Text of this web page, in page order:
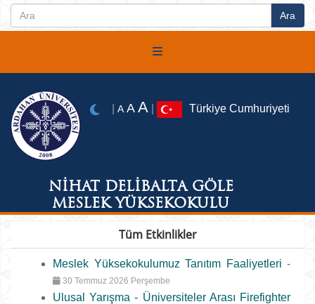
NİHAT DELİBALTA GÖLE
MESLEK YÜKSEKOKULU
A A A Türkiye Cumhuriyeti
Tüm Etkinlikler
Meslek Yüksekokulumuz Tanıtım Faaliyetleri -
30 Temmuz 2026 Perşembe
Ulusal Yarışma - Üniversiteler Arası Firefighter